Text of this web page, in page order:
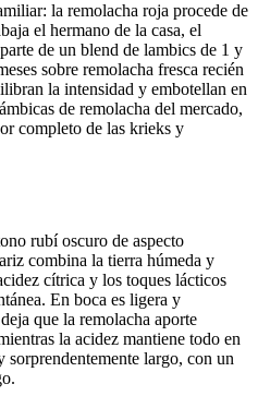
la remolacha roja procede de
el hermano de la casa, el
de un blend de lambics de 1 y
sobre remolacha fresca recién
la intensidad y embotellan en
de remolacha del mercado,
completo de las krieks y
rubí oscuro de aspecto
combina la tierra húmeda y
cítrica y los toques lácticos
En boca es ligera y
que la remolacha aporte
la acidez mantiene todo en
largo, con un